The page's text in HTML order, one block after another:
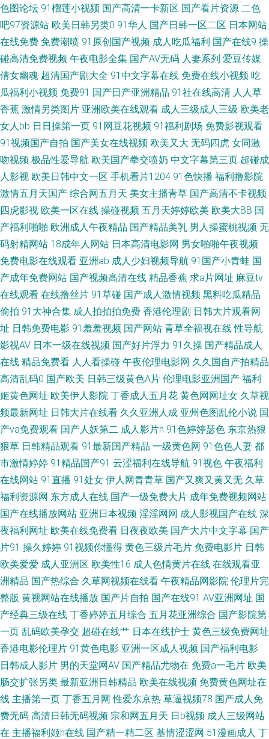
日本性交 亚洲女性黄页网站 白丝自慰潮睡91 韩日色网址 欧洲一区二区 香蕉
网站在线 91视频cn 男女91免费观看 69Av片 超碰青青操 老司机桃花网 白丝
欧美性爱100P 午夜欧美性爱 91视频w 成人免费福利 欧美色图p 午夜国产福
利看片 91尤物18 国产豆花AV区 狼友福利群 日本无码三级 亚洲无码六月天
wwwA片 国厂一区 免费黄色片子 性爱射精福利社 91在线白丝 豆花91网 欧
美波霸OL在线 国产肛交在线视频 偷拍网址 91在线播放专区 大香蕉伊人五月
麻豆果冻大香蕉 午夜探花 AV黃色 国产微拍 欧美成人2穴网 五月久久福利 91
破处视频 东京热成人在线 老湿机激情影视 三级AV网站 69福利影院 大香蕉
AV大香蕉 久草资源精品在线 日本毛茸茸 一本到高清无码 AV午夜迷奸 国产丝
袜熟女 欧美AⅤ在线观看 四虎福利导航 91免费网页链接 国产ts性爱观看 美女
激91 久操超碰 日本黄色wwww 91超碰在线咨询 成人小网站 另类色亚洲 午
夜91视频 91素人约啪 豆花成人精品 老湿机撸 日韩欧美一道 91传媒网 大香
蕉伊人毛 欧美ⅤA 午夜仑理 99超碰美女 免费上网看AV 无码片站chui 97福利
网 国产红杏导航 欧美Aⅴ视频 婷婷瑟瑟在线 91色禁 国产AAA级毛片 青青草
链接 导航色AVVV 玖草在线资源站 日韩字幕在线观看 97色资源总站 国产午
夜伊人精品 欧美性爱精品一区 亚洲国产黄色精品 精品人妻人人草 91第一视
频 大香蕉伊人青青 狼人综合va 亚洲天堂2025 超碰啪啪在线 老司机福利影院
五月丁香网站导航 97色综合 国产乱码一区在线 欧美性爱二三四区 香蕉视频
禁18 www日夜夜无码 美女电影色色 香焦久久福利院 AV男人天堂网 黄页av
网站 日韩乱轮视频 91白丝少妇 大香蕉伊人五月 欧美成人综合 香蕉视频app
污 成人av五月花
色图论坛 91榴莲小视频 国产高清一卡新区 国产看片资源 二色
吧97资源站 欧美日韩另类0 91华人 国产日韩一区二区 日本网站
在线免费 免费潮喷 91原创国产视频 成人吃瓜福利 国产在线9 操
碰高清免费视频 午夜电影全集 国产AV无码 人妻系列 爱豆传媒
倩女幽魂 超清国产剧大全 91中文字幕在线 免费在线小视频 吃
瓜福利小视频 免费91 国产日产亚洲精品 91社在线高清 人人草
香蕉 激情另类图片 亚洲欧美在线观看 成人三级成人三级 欧美老
女人bb 日日操第一页 91网豆花视频 91福利剧场 免费影视观看
91视频国产自拍 国产美女在线视频 欧美又大 无码四虎 女同激
吻视频 极品性爱导航 欧美国产拳交喷奶 中文字幕第三页 超碰成
人影视 欧美日韩中文一区 手机看片1204 91色快播 福利撸影院
激情五月天国产 综合网五月天 美女主播青草 国产高清不卡视频
四虎影视 欧美一区在线 操碰视频 五月天婷婷欧美 欧美大BB 国
产福利啪啪 欧洲成人午夜精品 国产精品美乳 男人操蜜桃视频 无
码射精网站 18成年人网站 日本高清电影网 男女啪啪午夜视频
免费电影在线观看 亚洲ab 成人少妇视频导航 91国产小青蛙 国
产成年免费网站 国产视频高清在线 精品香蕉 求a片网址 麻豆tv
在线观看 在线撸丝片 91草碰 国产成人激情视频 黑料吃瓜精品
偷拍 91大神合集 成人拍拍拍免费 香港伦理剧 日韩大片观看网
址 日韩免费电影 91羞羞视频 国产网站 青草全福视在线 性导航
影视AV 日本一级在线视频 国产好片浮力 91久操 国产精品成人
在线 精品免费看 人人看操碰 午夜伦理电影网 久久国自产拍精品
高清乱码0 国产欧美 日韩三级黄色A片 伦理电影亚洲国产 福利
姬黄色网址 欧美伊人影院 丁香成人五月花 黄色网网址女 久草视
频最新网址 日韩大片在线看 久久亚洲人成 亚州色图乱伦小说 国
产va免费观看 国产人妖第二 成人影片h 91色婷婷瑟色 东京热狠
狠草 日韩精品观看 91最新国产精品 一级黄色网 91色色人妻 都
市激情婷婷 91精品国产91 云涩福利在线导航 91视色 午夜福利
在线网站 91直播 91处女 伊人网青青草 国产又爽又黄又无 久草
福利资源网 东方成人在线 国产一级免费大片 成年免费视频网站
国产在线播放网站 亚洲日本视频 淫淫网网 成人影视国产在线 深
夜福利网址 欧美在线免费看 日夜夜欧美 国产大片中文字幕 国产
片91 操久婷婷 91视频你懂得 黄色三级片毛片 免费电影片 日韩
欧美爱爱 成人亚洲区 欧美性16 成人色情黄片在线 在线观看亚
洲精品 国产热综合 久草网视频在线看 午夜精品网影院 伦理片完
整版 黄视网站在线播放 国产片自拍 国产在线91 AV亚洲网址 国
产经典三级在线 丁香婷婷五月综合 五月花亚洲综合 国产影院第
一页 乱码欧美孕交 超碰在线艹 日本在线护士 黄色三级免费网址
香港电影伦理片 91黄色电影 亚洲一区成人视频 国产福利电影
日韩成人影片 男的天堂网AV 国产精品尤物在 免费a一毛片 欧美
肠交扩张另类 最新亚洲日韩精品 欧美在线视频 免费黄色网址在
线 主播第一页 丁香五月网 性爱东京热 草逼视频78 国产成人免
费无码 高清日韩无码视频 宗和网五月天 日b视频 成人三级网站
在 主播福利姬h在线 国产精一精二区 基情涩涩网 51漫画成人 丁